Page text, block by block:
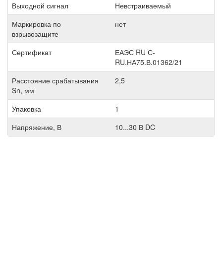
Выходной сигнал
Невстраиваемый
Маркировка по
взрывозащите
нет
Сертификат
ЕАЭС RU С-
RU.НА75.В.01362/21
Расстояние срабатывания
Sn, мм
2,5
Упаковка
1
Напряжение, В
10...30 В DC